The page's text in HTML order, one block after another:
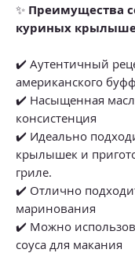
✨ Преимущества
куриных
✔️ Аутентичный
американского
✔️ Насыщенная
консистенция
✔️ Идеально
крылышек и
гриле.
✔️ Отлично
маринования
✔️ Можно
соуса для макания